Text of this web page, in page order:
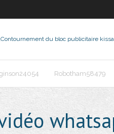
Contournement du bloc publicitaire
Robotham58479